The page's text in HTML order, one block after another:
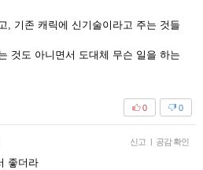
, 기존 캐릭에 신기술이라고 주는 것들
것도 아니면서 도대체 무슨 일을 하는
0
0
신고 | 공감 확인
좋더라